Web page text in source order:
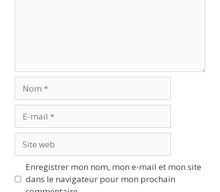
mail
web
Enregistrer mon nom, mon e-mail et mon site
dans le navigateur pour mon prochain